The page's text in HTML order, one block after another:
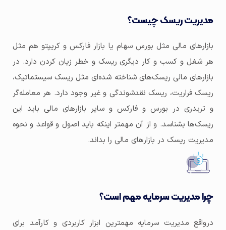
مدیریت ریسک چیست؟
بازارهای مالی مثل بورس سهام یا بازار فارکس و کریپتو هم مثل
هر شغل و کسب و کار دیگری ریسک و خطر زیان کردن دارد. در
بازارهای مالی ریسک‌های شناخته شده‌ای مثل ریسک سیستماتیک،
ریسک فراریت، ریسک نقدشوندگی و غیر وجود دارد. هر معامله‌گر
و تریدری در بورس و فارکس و سایر بازارهای مالی باید این
ریسک‌ها بشناسد. و از آن مهمتر اینکه باید اصول و قواعد و نحوه
مدیریت ریسک در بازارهای مالی را بداند.
چرا مدیریت سرمایه مهم است؟
درواقع مدیریت سرمایه مهمترین ابزار کاربردی و کارآمد برای